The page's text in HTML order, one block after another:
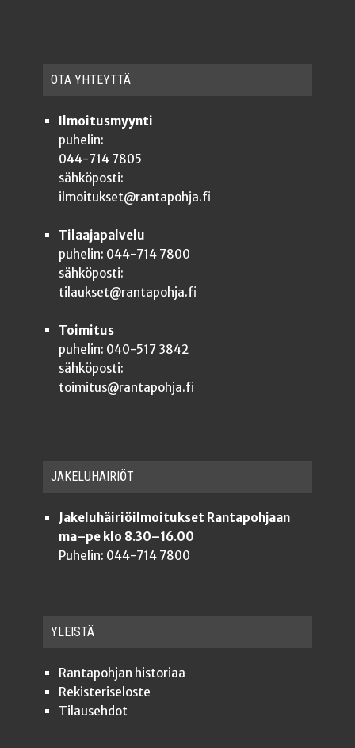
OTA YHTEYT­TÄ
Ilmoitusmyynti
puhelin:
044-714 7805
sähköposti:
ilmoitukset@rantapohja.fi
Tilaajapalvelu
puhelin: 044-714 7800
sähköposti:
tilaukset@rantapohja.fi
Toimitus
puhelin: 040-517 3842
sähköposti:
toimitus@rantapohja.fi
JAKE­LU­HÄI­RIÖT
Jakeluhäiriöilmoitukset Rantapohjaan
ma–pe klo 8.30–16.00
Puhelin: 044-714 7800
YLEISTÄ
Ran­ta­poh­jan historiaa
Rekis­te­ri­se­los­te
Tilauseh­dot